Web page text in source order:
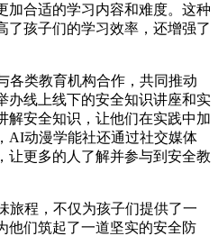
加合适的学习内容和难度。这种
了孩子们的学习效率，还增强了
各类教育机构合作，共同推动
办线上线下的安全知识讲座和实
解安全知识，让他们在实践中加
AI动漫学能社还通过社交媒体
让更多的人了解并参与到安全教
旅程，不仅为孩子们提供了一
他们筑起了一道坚实的安全防